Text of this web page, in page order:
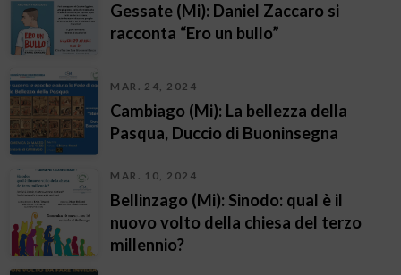
Gessate (Mi): Daniel Zaccaro si
racconta “Ero un bullo”
MAR. 24, 2024
Cambiago (Mi): La bellezza della
Pasqua, Duccio di Buoninsegna
MAR. 10, 2024
Bellinzago (Mi): Sinodo: qual è il
nuovo volto della chiesa del terzo
millennio?